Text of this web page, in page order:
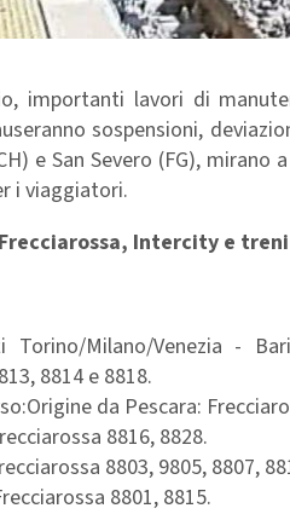
importanti lavori di
sospensioni,
e San Severo (FG),
i viaggiatori.
Intercity e
Torino/Milano/Venezia -
8814 e 8818.
da Pescara:
8816, 8828.
8803, 9805, 8807,
8801, 8815.